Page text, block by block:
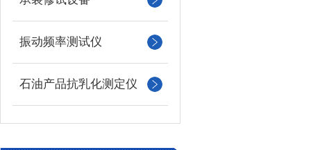
振动频率测试仪
石油产品抗乳化测定仪